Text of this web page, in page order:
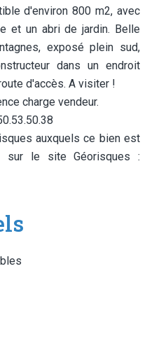
d'environ 800 m2, avec
et un abri de jardin. Belle
exposé plein sud,
dans un endroit
d'accès. A visiter !
charge vendeur.
auxquels ce bien est
sur le site Géorisques :